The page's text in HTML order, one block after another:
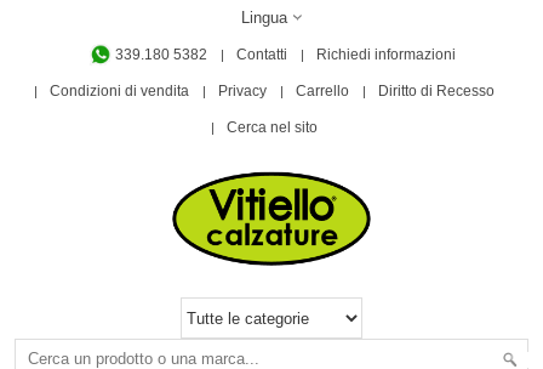
Lingua
339.180 5382 Contatti Richiedi informazioni
Condizioni di vendita Privacy Carrello Diritto di Recesso
Cerca nel sito